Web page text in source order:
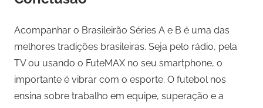
Acompanhar o Brasileirão Séries A e B é uma das
melhores tradições brasileiras. Seja pelo rádio, pela
TV ou usando o FuteMAX no seu smartphone, o
importante é vibrar com o esporte. O futebol nos
ensina sobre trabalho em equipe, superação e a